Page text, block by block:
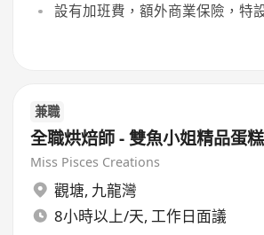
設有加班費，額外商業保險，特
兼職
全職烘焙師 - 雙魚小姐精品蛋
Miss Pisces Creations
觀塘, 九龍灣
8小時以上/天, 工作日面議